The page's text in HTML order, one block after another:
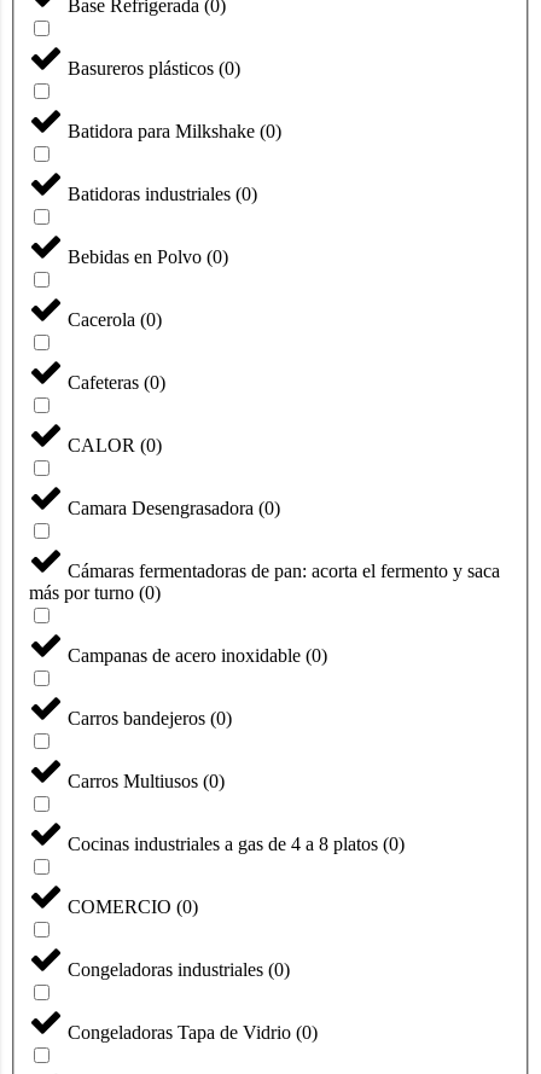
Base Refrigerada (0)
Basureros plásticos (0)
Batidora para Milkshake (0)
Batidoras industriales (0)
Bebidas en Polvo (0)
Cacerola (0)
Cafeteras (0)
CALOR (0)
Camara Desengrasadora (0)
Cámaras fermentadoras de pan: acorta el fermento y saca
más por turno (0)
Campanas de acero inoxidable (0)
Carros bandejeros (0)
Carros Multiusos (0)
Cocinas industriales a gas de 4 a 8 platos (0)
COMERCIO (0)
Congeladoras industriales (0)
Congeladoras Tapa de Vidrio (0)